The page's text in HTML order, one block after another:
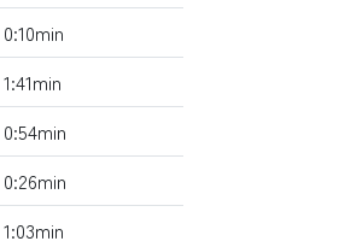
0:10min
1:41min
0:54min
0:26min
1:03min